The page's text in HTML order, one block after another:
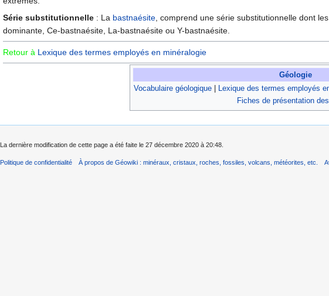
Série substitutionnelle : La bastnaésite , comprend une série substitutionnelle dont
dominante, Ce-bastnaésite, La-bastnaésite ou Y-bastnaésite.
Retour à Lexique des termes employés en minéralogie
Géologie
Vocabulaire géologique
Lexique des termes employés
Fiches de présentation
La dernière modification de cette page a été faite le 27 décembre 2020 à 20:48.
Politique de confidentialité À propos de Géowiki : minéraux, cristaux, roches, fossiles, volcans, météorites, etc.